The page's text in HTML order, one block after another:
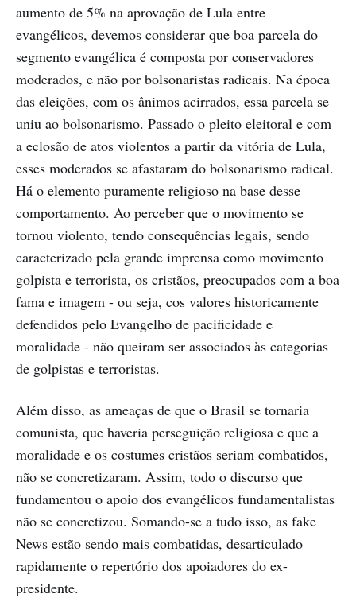
aumento de 5% na aprovação de Lula entre
evangélicos, devemos considerar que boa parcela do
segmento evangélica é composta por conservadores
moderados, e não por bolsonaristas radicais. Na época
das eleições, com os ânimos acirrados, essa parcela se
uniu ao bolsonarismo. Passado o pleito eleitoral e com
a eclosão de atos violentos a partir da vitória de Lula,
esses moderados se afastaram do bolsonarismo radical.
Há o elemento puramente religioso na base desse
comportamento. Ao perceber que o movimento se
tornou violento, tendo consequências legais, sendo
caracterizado pela grande imprensa como movimento
golpista e terrorista, os cristãos, preocupados com a boa
fama e imagem - ou seja, cos valores historicamente
defendidos pelo Evangelho de pacificidade e
moralidade - não queiram ser associados às categorias
de golpistas e terroristas.
Além disso, as ameaças de que o Brasil se tornaria
comunista, que haveria perseguição religiosa e que a
moralidade e os costumes cristãos seriam combatidos,
não se concretizaram. Assim, todo o discurso que
fundamentou o apoio dos evangélicos fundamentalistas
não se concretizou. Somando-se a tudo isso, as fake
News estão sendo mais combatidas, desarticulado
rapidamente o repertório dos apoiadores do ex-
presidente.